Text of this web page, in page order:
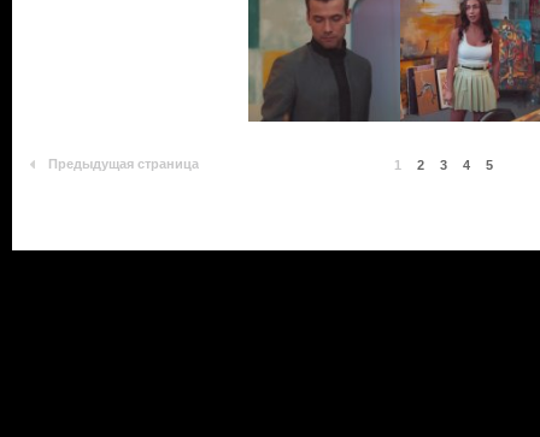
Предыдущая страница 1 2 3 4 5